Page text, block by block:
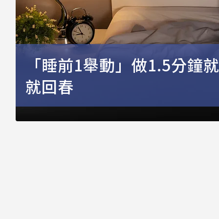
「睡前1舉動」做1.5分鐘
就回春